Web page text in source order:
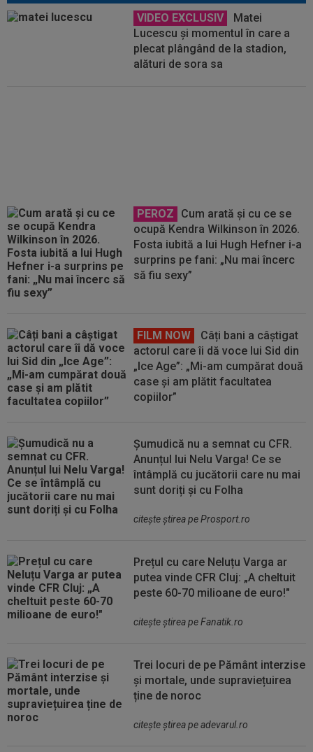
VIDEO EXCLUSIV
Matei
Lucescu și momentul în care a
plecat plângând de la stadion,
alături de sora sa
PEROZ
Cum arată și cu ce se
ocupă Kendra Wilkinson în 2026.
Fosta iubită a lui Hugh Hefner i-a
surprins pe fani: „Nu mai încerc
să fiu sexy”
FILM NOW
Câți bani a câștigat
actorul care îi dă voce lui Sid din
„Ice Age”: „Mi-am cumpărat două
case și am plătit facultatea
copiilor”
Șumudică nu a semnat cu CFR.
Anunțul lui Nelu Varga! Ce se
întâmplă cu jucătorii care nu mai
sunt doriți și cu Folha
citeşte ştirea pe Prosport.ro
Prețul cu care Neluțu Varga ar
putea vinde CFR Cluj: „A cheltuit
peste 60-70 milioane de euro!"
citeşte ştirea pe Fanatik.ro
Trei locuri de pe Pământ interzise
și mortale, unde supraviețuirea
ține de noroc
citeşte ştirea pe adevarul.ro